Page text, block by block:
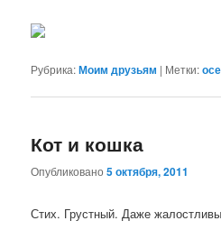
Рубрика:Моим друзьям | Метки:
Кот и кошка
Опубликовано5 октября, 2011
Стих. Грустный. Даже